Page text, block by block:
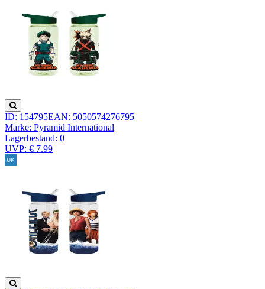
ID: 154795EAN: 5050574276795
Marke: Pyramid International
Lagerbestand: 0
UVP: € 7.99